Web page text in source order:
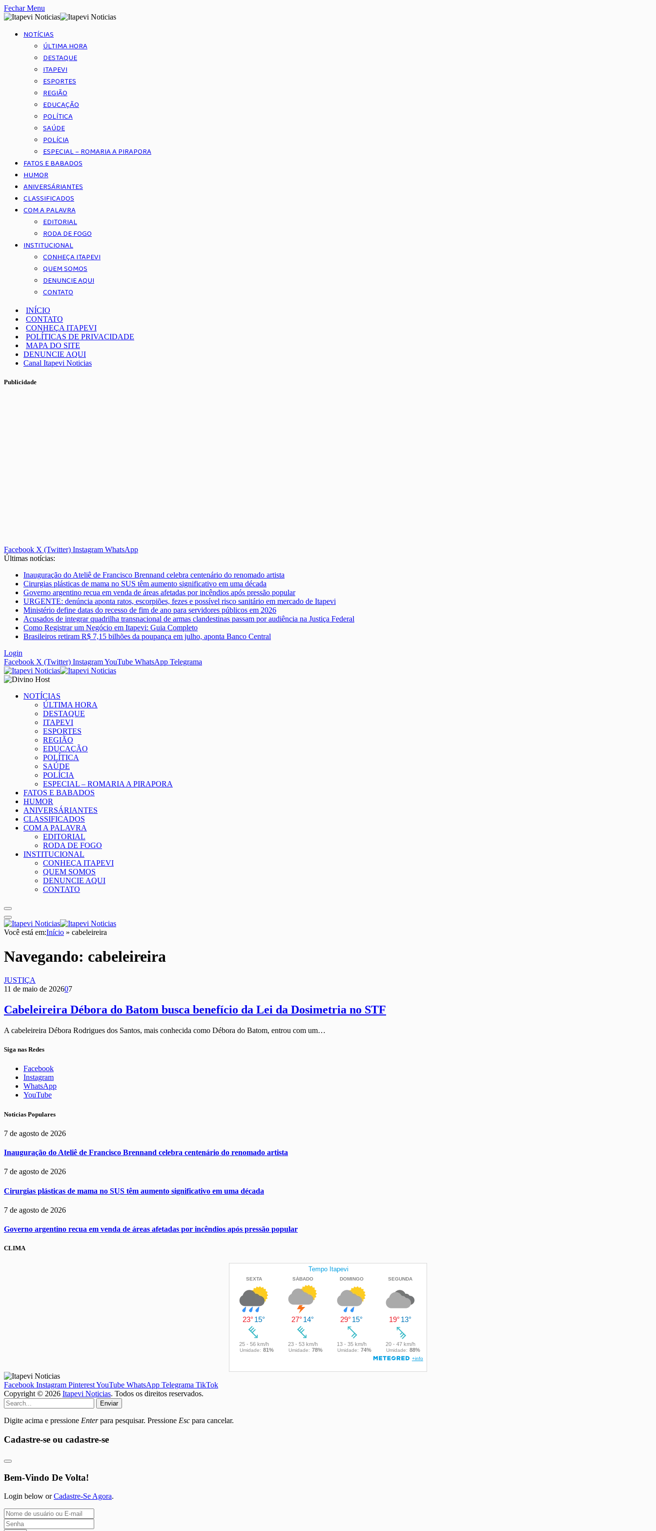
Fechar Menu
NOTÍCIAS
ÚLTIMA HORA
DESTAQUE
ITAPEVI
ESPORTES
REGIÃO
EDUCAÇÃO
POLÍTICA
SAÚDE
POLÍCIA
ESPECIAL – ROMARIA A PIRAPORA
FATOS E BABADOS
HUMOR
ANIVERSÁRIANTES
CLASSIFICADOS
COM A PALAVRA
EDITORIAL
RODA DE FOGO
INSTITUCIONAL
CONHEÇA ITAPEVI
QUEM SOMOS
DENUNCIE AQUI
CONTATO
INÍCIO
CONTATO
CONHEÇA ITAPEVI
POLÍTICAS DE PRIVACIDADE
MAPA DO SITE
DENUNCIE AQUI
Canal Itapevi Noticias
Publicidade
Facebook X (Twitter) Instagram WhatsApp
Últimas notícias:
Inauguração do Ateliê de Francisco Brennand celebra centenário do renomado artista
Cirurgias plásticas de mama no SUS têm aumento significativo em uma década
Governo argentino recua em venda de áreas afetadas por incêndios após pressão popular
URGENTE: denúncia aponta ratos, escorpiões, fezes e possível risco sanitário em mercado de Itapevi
Ministério define datas do recesso de fim de ano para servidores públicos em 2026
Acusados de integrar quadrilha transnacional de armas clandestinas passam por audiência na Justiça Federal
Como Registrar um Negócio em Itapevi: Guia Completo
Brasileiros retiram R$ 7,15 bilhões da poupança em julho, aponta Banco Central
Login
Facebook X (Twitter) InstagramYouTube WhatsApp Telegrama
NOTÍCIAS
ÚLTIMA HORA
DESTAQUE
ITAPEVI
ESPORTES
REGIÃO
EDUCAÇÃO
POLÍTICA
SAÚDE
POLÍCIA
ESPECIAL – ROMARIA A PIRAPORA
FATOS E BABADOS
HUMOR
ANIVERSÁRIANTES
CLASSIFICADOS
COM A PALAVRA
EDITORIAL
RODA DE FOGO
INSTITUCIONAL
CONHEÇA ITAPEVI
QUEM SOMOS
DENUNCIE AQUI
CONTATO
Você está em:Início » cabeleireira
Navegando: cabeleireira
JUSTIÇA
11 de maio de 202607
Cabeleireira Débora do Batom busca benefício da Lei da Dosimetria no STF
A cabeleireira Débora Rodrigues dos Santos, mais conhecida como Débora do Batom, entrou com um…
Siga nas Redes
Facebook
Instagram
WhatsApp
YouTube
Noticias Populares
7 de agosto de 2026
Inauguração do Ateliê de Francisco Brennand celebra centenário do renomado artista
7 de agosto de 2026
Cirurgias plásticas de mama no SUS têm aumento significativo em uma década
7 de agosto de 2026
Governo argentino recua em venda de áreas afetadas por incêndios após pressão popular
CLIMA
Facebook Instagram PinterestYouTube WhatsApp Telegrama TikTok
Copyright © 2026 Itapevi Noticias. Todos os direitos reservados.
Enviar
Digite acima e pressione Enterpara pesquisar. Pressione Esc para cancelar.
Cadastre-se ou cadastre-se
Bem-Vindo De Volta!
Login below orCadastre-Se Agora.